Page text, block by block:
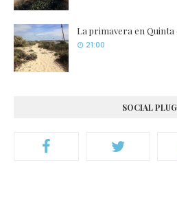
La primavera en
21:00
SOCIAL